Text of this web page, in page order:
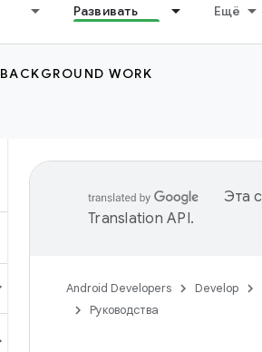
Развивать Ещё
BACKGROUND WORK
Эта
Translation API.
Android Developers Develop
Руководства